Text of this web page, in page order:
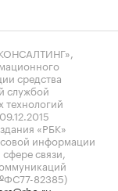
средства
службой
технологий
«РБК»
информации
связи,
82385)